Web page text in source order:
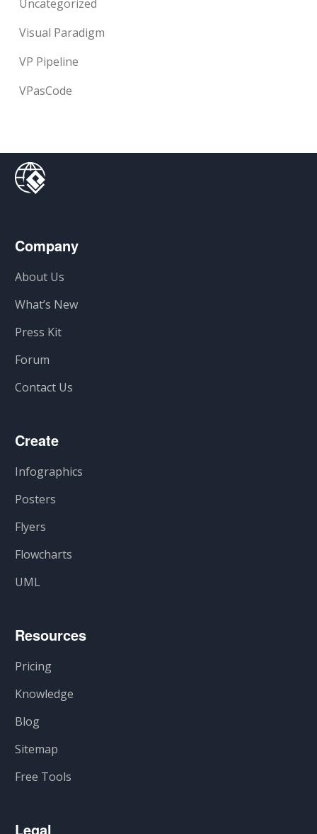
Uncategorized
Visual Paradigm
VP Pipeline
VPasCode
Company
About Us
What’s New
Press Kit
Forum
Contact Us
Create
Infographics
Posters
Flyers
Flowcharts
UML
Resources
Pricing
Knowledge
Blog
Sitemap
Free Tools
Legal